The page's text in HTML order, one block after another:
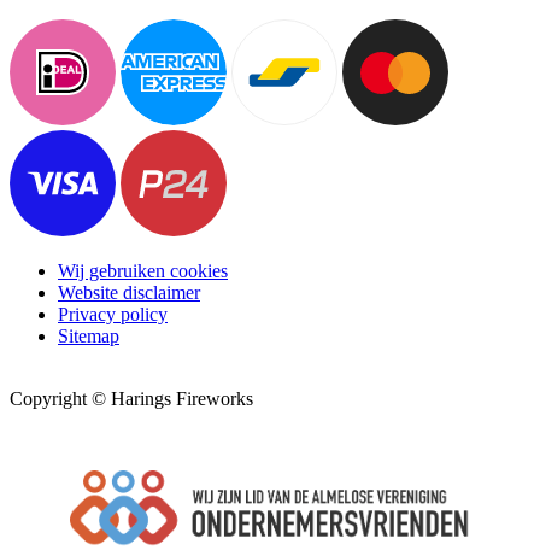
Wij gebruiken cookies
Website disclaimer
Privacy policy
Sitemap
Copyright © Harings Fireworks